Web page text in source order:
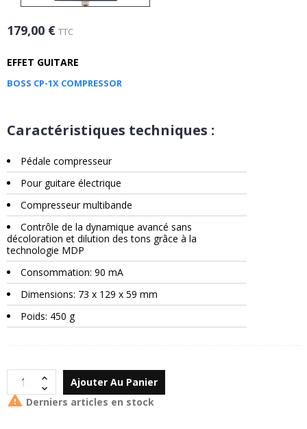
179,00 € TTC
EFFET GUITARE
BOSS CP-1X COMPRESSOR
Caractéristiques techniques :
Pédale compresseur
Pour guitare électrique
Compresseur multibande
Contrôle de la dynamique avancé sans
décoloration et dilution des tons grâce à la
technologie MDP
Consommation: 90 mA
Dimensions: 73 x 129 x 59 mm
Poids: 450 g
Ajouter Au Panier
 Derniers articles en stock